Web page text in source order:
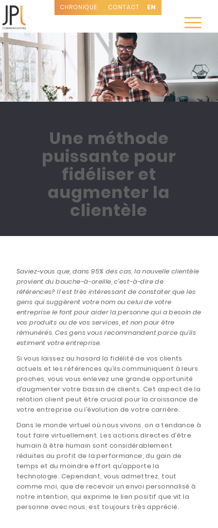
CHRONIQUE CONTACT EN
Une méthode
puissante pour
fidéliser et
augmenter la
clientèle
Saviez-vous que, dans 95% des cas, la nouvelle clientèle
provient du bouche-à-oreille, c’est-à-dire de
références? Il est très intéressant de constater que les
gens qui suggèrent votre nom ou celui de votre
entreprise le font pour aider la personne qui a besoin de
vos produits ou de vos services, et non pour être
rémunérés. Ces gens vous recommandent parce qu’ils
estiment votre entreprise.
Si vous laissez au hasard la fidélité de vos clients
actuels et les références qu’ils communiquent à leurs
proches, vous vous enlevez une grande opportunité
d’augmenter votre bassin de clients. Cet aspect de la
relation client peut être crucial pour la croissance de
votre entreprise ou l’évolution de votre carrière.
Dans le monde virtuel où nous vivons, on a tendance à
tout faire virtuellement. Les actions directes d’être
humain à être humain sont considérablement
réduites au profit de la performance, du gain de
temps et du moindre effort qu’apporte la
technologie. Cependant, vous admettrez, tout
comme moi, que de recevoir un envoi personnalisé à
notre intention, qui exprime le lien positif que vit la
personne avec nous, est toujours très apprécié.